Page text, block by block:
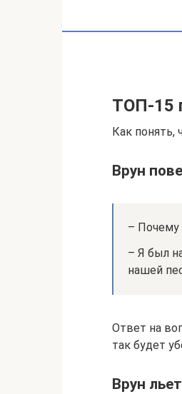
ТОП-15
Как понять,
Врун
– Почему
– Я был
нашей
Ответ на
так будет
Врун